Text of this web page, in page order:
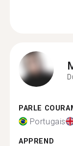
PARLE
Portugais
APPREND